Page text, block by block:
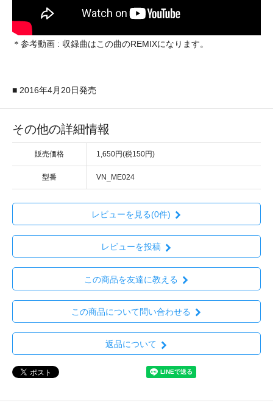
＊参考動画 : 収録曲はこの曲のREMIXになります。
■ 2016年4月20日発売
その他の詳細情報
販売価格 1,650円(税150円)
型番 VN_ME024
レビューを見る(0件)
レビューを投稿
この商品を友達に教える
この商品について問い合わせる
返品について